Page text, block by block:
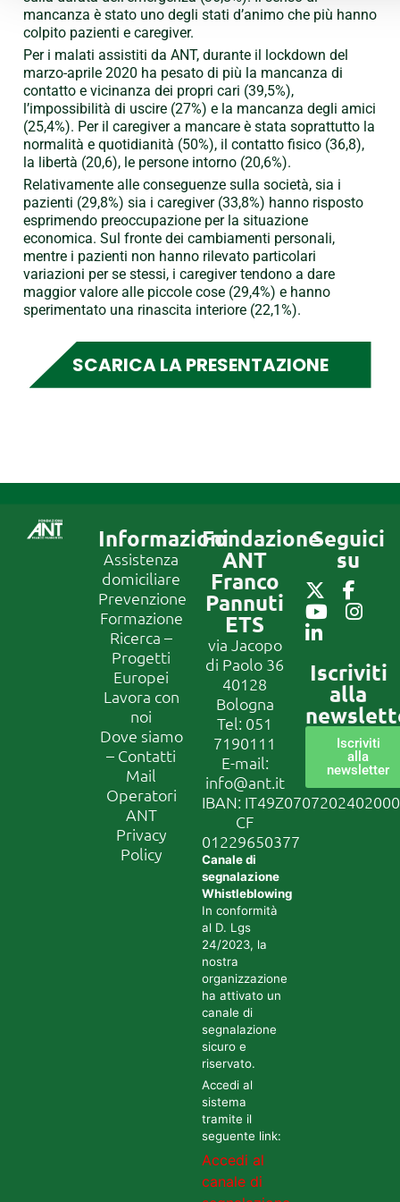
mancanza è stato uno degli stati d’animo che più hanno
colpito pazienti e caregiver.
Per i malati assistiti da ANT, durante il lockdown del
marzo-aprile 2020 ha pesato di più la mancanza di
contatto e vicinanza dei propri cari (39,5%),
l’impossibilità di uscire (27%) e la mancanza degli amici
(25,4%). Per il caregiver a mancare è stata soprattutto la
normalità e quotidianità (50%), il contatto fisico (36,8),
la libertà (20,6), le persone intorno (20,6%).
Relativamente alle conseguenze sulla società, sia i
pazienti (29,8%) sia i caregiver (33,8%) hanno risposto
esprimendo preoccupazione per la situazione
economica. Sul fronte dei cambiamenti personali,
mentre i pazienti non hanno rilevato particolari
variazioni per se stessi, i caregiver tendono a dare
maggior valore alle piccole cose (29,4%) e hanno
sperimentato una rinascita interiore (22,1%).
SCARICA LA PRESENTAZIONE
Informazioni
Assistenza
domiciliare
Prevenzione
Formazione
Ricerca –
Progetti
Europei
Lavora con
noi
Dove siamo
– Contatti
Mail
Operatori
ANT
Privacy
Policy
Fondazione
ANT
Franco
Pannuti
ETS
via Jacopo
di Paolo 36
40128
Bologna
Tel: 051
7190111
E-mail:
info@ant.it
IBAN:
CF
01229650377
Canale di
segnalazione
Whistleblowing
In conformità
al D. Lgs
24/2023, la
nostra
organizzazione
ha attivato un
canale di
segnalazione
sicuro e
riservato.
Accedi al
sistema
tramite il
seguente link:
Accedi al
canale di
Seguici
su
Iscriviti
alla
Iscriviti
alla
newsletter